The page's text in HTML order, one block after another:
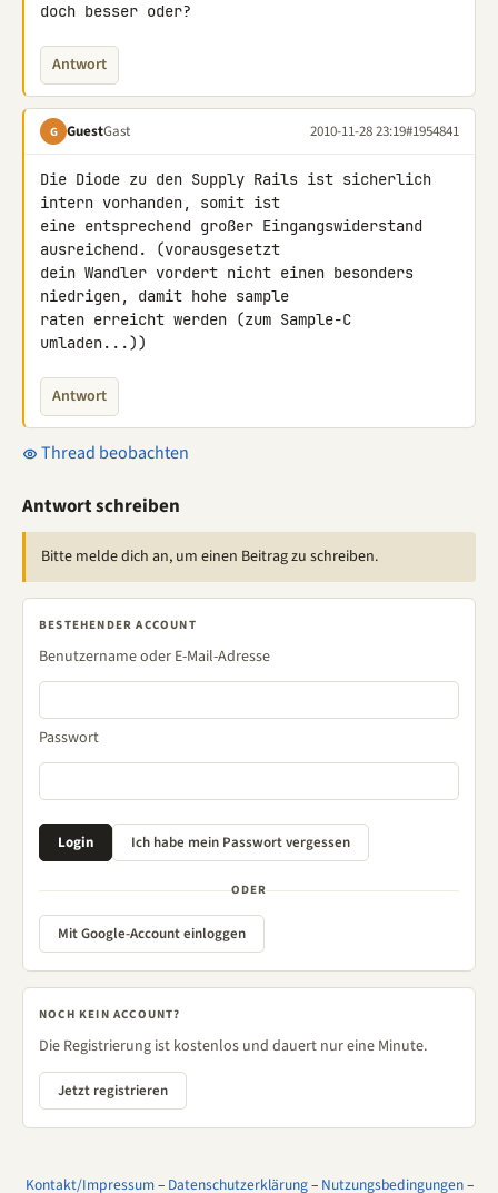
doch besser oder?
Antwort
G GuestGast 2010-11-28 23:19#1954841
Die Diode zu den Supply Rails ist sicherlich
intern vorhanden, somit ist
eine entsprechend großer Eingangswiderstand
ausreichend. (vorausgesetzt
dein Wandler vordert nicht einen besonders
niedrigen, damit hohe sample
raten erreicht werden (zum Sample-C
umladen...))
Antwort
Thread beobachten
Antwort schreiben
Bitte melde dich an, um einen Beitrag zu schreiben.
BESTEHENDER ACCOUNT
Benutzername oder E-Mail-Adresse
Passwort
ODER
Mit Google-Account einloggen
NOCH KEIN ACCOUNT?
Die Registrierung ist kostenlos und dauert nur eine Minute.
Jetzt registrieren
Kontakt/Impressum– Datenschutzerklärung– Nutzungsbedingungen–